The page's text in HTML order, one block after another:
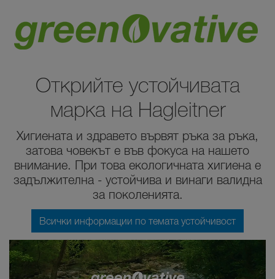
Открийте устойчивата
марка на Hagleitner
Хигиената и здравето вървят ръка за ръка,
затова човекът е във фокуса на нашето
внимание. При това екологичната хигиена е
задължителна - устойчива и винаги валидна
за поколенията.
Всички информации по темата устойчивост